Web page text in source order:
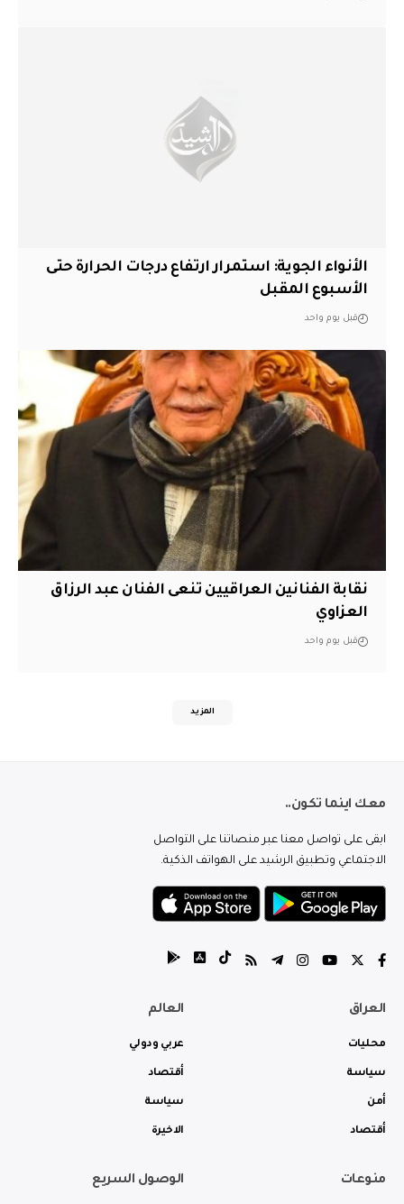
الأنواء الجوية: استمرار ارتفاع درجات الحرارة حتى
الأسبوع المقبل
قبل يوم واحد
نقابة الفنانين العراقيين تنعى الفنان عبد الرزاق
العزاوي
قبل يوم واحد
المزيد
معك اينما تكون..
ابقى على تواصل معنا عبر منصاتنا على التواصل
الاجتماعي وتطبيق الرشيد على الهواتف الذكية.
العراق
محليات
سياسة
أمن
أقتصاد
العالم
عربي ودولي
أقتصاد
سياسة
الاخيرة
منوعات الوصول السريع